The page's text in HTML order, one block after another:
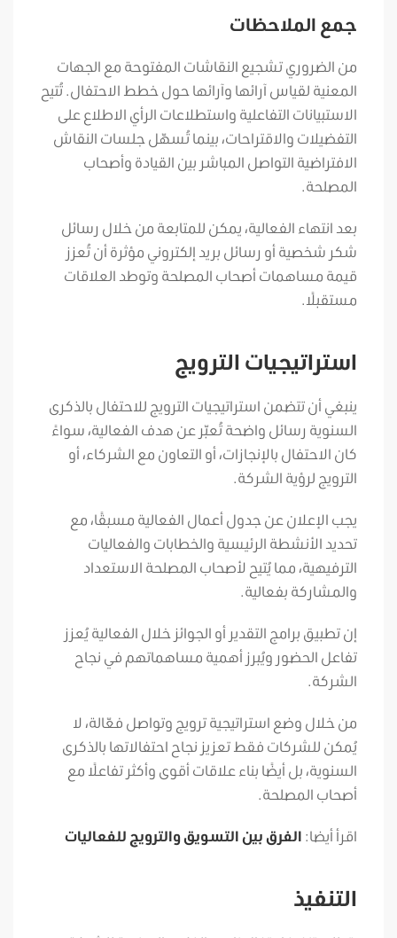
جمع الملاحظات
من الضروري تشجيع النقاشات المفتوحة مع الجهات
المعنية لقياس آرائها وآرائها حول خطط الاحتفال. تُتيح
الاستبيانات التفاعلية واستطلاعات الرأي الاطلاع على
التفضيلات والاقتراحات، بينما تُسهّل جلسات النقاش
الافتراضية التواصل المباشر بين القيادة وأصحاب
المصلحة.
بعد انتهاء الفعالية، يمكن للمتابعة من خلال رسائل
شكر شخصية أو رسائل بريد إلكتروني مؤثرة أن تُعزز
قيمة مساهمات أصحاب المصلحة وتوطد العلاقات
مستقبلًا.
استراتيجيات الترويج
ينبغي أن تتضمن استراتيجيات الترويج للاحتفال بالذكرى
السنوية رسائل واضحة تُعبّر عن هدف الفعالية، سواءً
كان الاحتفال بالإنجازات، أو التعاون مع الشركاء، أو
الترويج لرؤية الشركة.
يجب الإعلان عن جدول أعمال الفعالية مسبقًا، مع
تحديد الأنشطة الرئيسية والخطابات والفعاليات
الترفيهية، مما يُتيح لأصحاب المصلحة الاستعداد
والمشاركة بفعالية.
إن تطبيق برامج التقدير أو الجوائز خلال الفعالية يُعزز
تفاعل الحضور ويُبرز أهمية مساهماتهم في نجاح
الشركة.
من خلال وضع استراتيجية ترويج وتواصل فعّالة، لا
يُمكن للشركات فقط تعزيز نجاح احتفالاتها بالذكرى
السنوية، بل أيضًا بناء علاقات أقوى وأكثر تفاعلًا مع
أصحاب المصلحة.
اقرأ أيضا: الفرق بين التسويق والترويج للفعاليات
التنفيذ